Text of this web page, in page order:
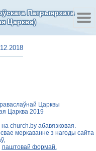
Патрыярхата
Царква)
Царквы
Царква 2019
на church.by абавязковая.
меркаванне з нагоды сайта
паштовай формай.